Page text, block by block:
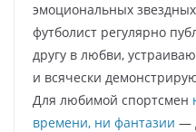
эмоциональных
футболист регулярно
другу в любви,
и всячески
Для любимой спортсмен
времени, ни фантазии —